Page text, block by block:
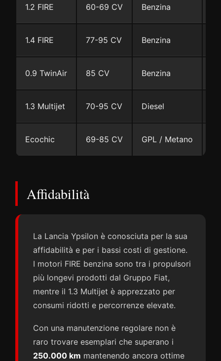
1.2 FIRE 60-69 CV Benzina
1.4 FIRE 77-95 CV Benzina
0.9 TwinAir 85 CV Benzina
1.3 Multijet 70-95 CV Diesel
Ecochic 69-85 CV GPL / Metano
Affidabilità
La Lancia Ypsilon è conosciuta per la sua
affidabilità e per i bassi costi di gestione.
I motori FIRE benzina sono tra i propulsori
più longevi prodotti dal Gruppo Fiat,
mentre il 1.3 Multijet è apprezzato per
consumi ridotti e percorrenze elevate.
Con una manutenzione regolare non è
raro trovare esemplari che superano i
250.000 km mantenendo ancora ottime